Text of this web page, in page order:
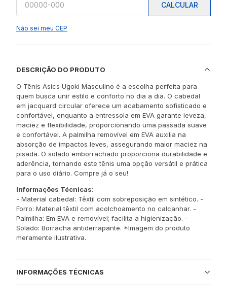
CALCULAR
Não sei meu CEP
DESCRIÇÃO DO PRODUTO
O Tênis Asics Ugoki Masculino é a escolha perfeita para
quem busca unir estilo e conforto no dia a dia. O cabedal
em jacquard circular oferece um acabamento sofisticado e
confortável, enquanto a entressola em EVA garante leveza,
maciez e flexibilidade, proporcionando uma passada suave
e confortável. A palmilha removível em EVA auxilia na
absorção de impactos leves, assegurando maior maciez na
pisada. O solado emborrachado proporciona durabilidade e
aderência, tornando este tênis uma opção versátil e prática
para o uso diário. Compre já o seu!
Informações Técnicas:
- Material cabedal: Têxtil com sobreposição em sintético. -
Forro: Material têxtil com acolchoamento no calcanhar. -
Palmilha: Em EVA e removível; facilita a higienização. -
Solado: Borracha antiderrapante. *Imagem do produto
meramente ilustrativa.
INFORMAÇÕES TÉCNICAS